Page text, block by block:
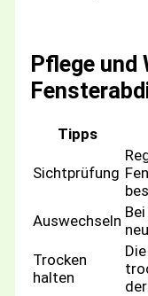
Pflege
Tipps
Sichtprüfung
Auswechseln
Trocken
halten